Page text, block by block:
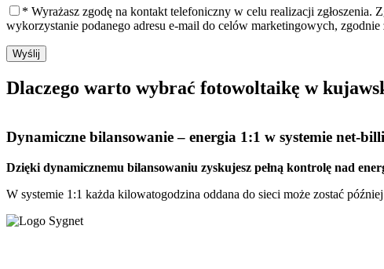
* Wyrażasz zgodę na kontakt telefoniczny w celu realizacji zgłoszenia.
wykorzystanie podanego adresu e-mail do celów marketingowych, zgodnie
Wyślij
Dlaczego warto wybrać fotowoltaikę w
Dynamiczne bilansowanie– energia 1:1 w systemie net-
Dzięki dynamicznemu bilansowaniu zyskujesz pełną kontrolę nad
W systemie 1:1 każda kilowatogodzina oddana do sieci może zostać